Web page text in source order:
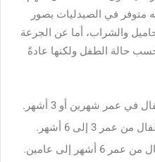
متوفر في الصيدليات بصور
والشراب، أما عن الجرعة
حالة الطفل ولكنها عادةً